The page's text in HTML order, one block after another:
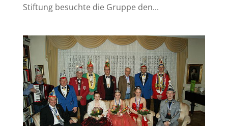
Stiftung besuchte die Gruppe den...